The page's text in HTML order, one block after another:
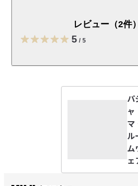
2本撚り合わせた糸を使用し起毛加工を
目がないので寝返りがしやすいです。衿
までボタンを留めても着用できる2WAY
ングがデザインのアクセントにもなって
レビュー（2件）
5 / 5
着心地がとてもよく、買い足して着て
ンの留め方が2通りあるのも便利です
パ
ャ
マ
ル
ム
ェ